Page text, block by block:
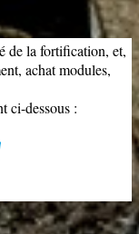
de la fortification, et,
achat modules,
ci-dessous :